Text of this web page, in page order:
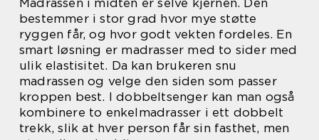
Madrassen i midten er selve kjernen. Den
bestemmer i stor grad hvor mye støtte
ryggen får, og hvor godt vekten fordeles. En
smart løsning er madrasser med to sider med
ulik elastisitet. Da kan brukeren snu
madrassen og velge den siden som passer
kroppen best. I dobbeltsenger kan man også
kombinere to enkelmadrasser i ett dobbelt
trekk, slik at hver person får sin fasthet, men